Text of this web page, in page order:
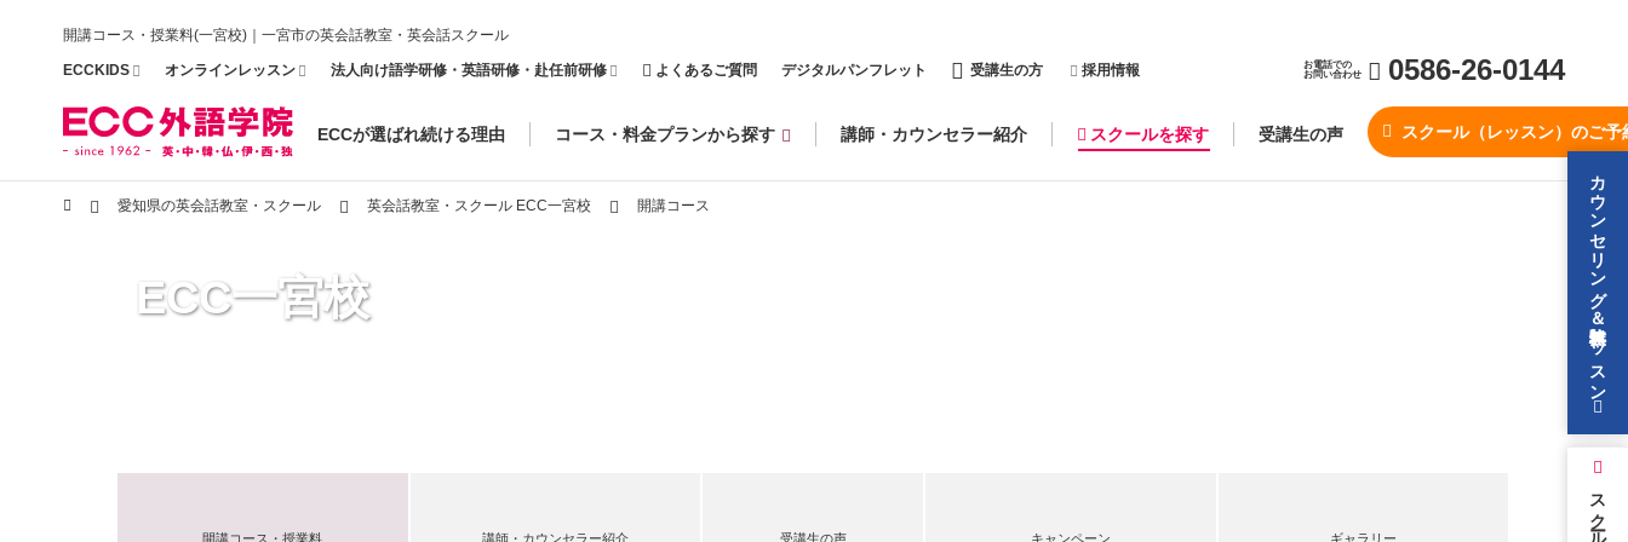
開講コース・授業料(一宮校)｜一宮市の英会話教室・英会話スクール
ECCKIDS オンラインレッスン 法人向け語学研修・英語研修・赴任前研修 よくあるご質問 デジタルパンフレット 受講生の方 採用情報
お電話での
お問い合わせ
0586-26-0144
ECCが選ばれ続ける理由 コース・料金プランから探す 講師・カウンセラー紹介 スクールを探す 受講生の声 スクール（レッスン）のご予
カウンセリング＆無料体験レッスン
愛知県の英会話教室・スクール 英会話教室・スクール ECC一宮校 開講コース
ECC一宮校
開講コース・授業料 講師・カウンセラー紹介 受講生の声 キャンペーン ギャラリー